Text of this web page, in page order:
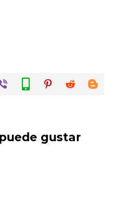
gustar